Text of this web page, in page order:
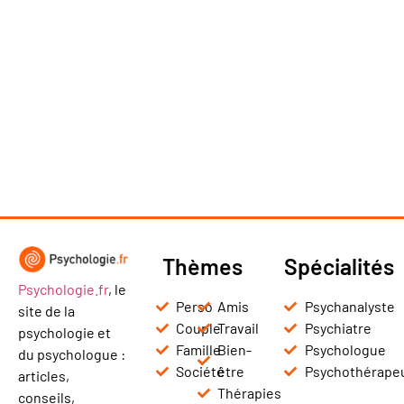
Psychologie.fr, le
site de la
psychologie et
du psychologue :
articles,
conseils,
Thèmes
Perso
Couple
Famille
Société
Amis
Travail
Bien-
être
Thérapies
Spécialités
Psychanalyste
Psychiatre
Psychologue